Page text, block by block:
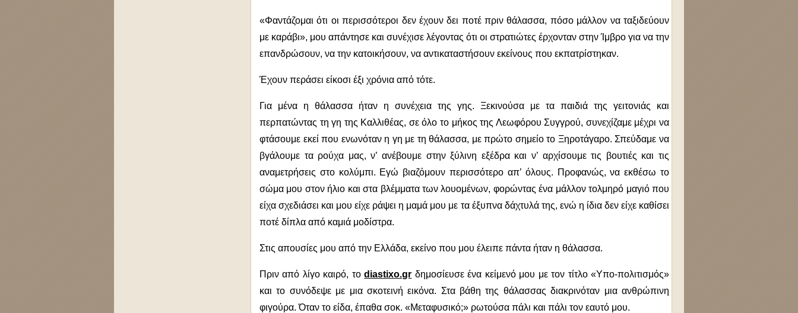
«Φαντάζομαι ότι οι περισσότεροι δεν έχουν δει ποτέ πριν θάλασσα, πόσο μάλλον να ταξιδεύουν
με καράβι», μου απάντησε και συνέχισε λέγοντας ότι οι στρατιώτες έρχονταν στην Ίμβρο για να την
επανδρώσουν, να την κατοικήσουν, να αντικαταστήσουν εκείνους που εκπατρίστηκαν.
Έχουν περάσει είκοσι έξι χρόνια από τότε.
Για μένα η θάλασσα ήταν η συνέχεια της γης. Ξεκινούσα με τα παιδιά της γειτονιάς και
περπατώντας τη γη της Καλλιθέας, σε όλο το μήκος της Λεωφόρου Συγγρού, συνεχίζαμε μέχρι να
φτάσουμε εκεί που ενωνόταν η γη με τη θάλασσα, με πρώτο σημείο το Ξηροτάγαρο. Σπεύδαμε να
βγάλουμε τα ρούχα μας, ν’ ανέβουμε στην ξύλινη εξέδρα και ν’ αρχίσουμε τις βουτιές και τις
αναμετρήσεις στο κολύμπι. Εγώ βιαζόμουν περισσότερο απ’ όλους. Προφανώς, να εκθέσω το
σώμα μου στον ήλιο και στα βλέμματα των λουομένων, φορώντας ένα μάλλον τολμηρό μαγιό που
είχα σχεδιάσει και μου είχε ράψει η μαμά μου με τα έξυπνα δάχτυλά της, ενώ η ίδια δεν είχε καθίσει
ποτέ δίπλα από καμιά μοδίστρα.
Στις απουσίες μου από την Ελλάδα, εκείνο που μου έλειπε πάντα ήταν η θάλασσα.
Πριν από λίγο καιρό, τοdiastixo.gr δημοσίευσε ένα κείμενό μου με τον τίτλο «Υπο-πολιτισμός»
και το συνόδεψε με μια σκοτεινή εικόνα. Στα βάθη της θάλασσας διακρινόταν μια ανθρώπινη
φιγούρα. Όταν το είδα, έπαθα σοκ. «Μεταφυσικό;» ρωτούσα πάλι και πάλι τον εαυτό μου.